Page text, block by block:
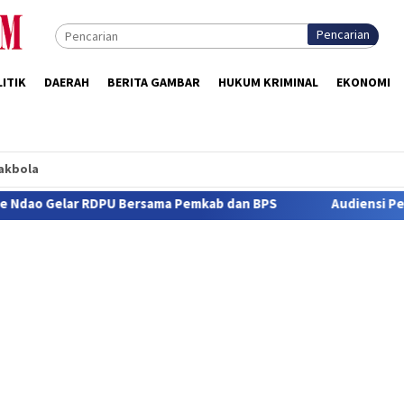
Pencarian
DAERAH BERITA GAMBAR HUKUM KRIMINAL EKONOMI
Pemkab dan BPS Audiensi Perdana dengan Wartawan,